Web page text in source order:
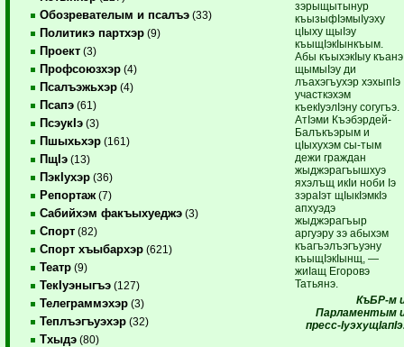
Обозревателым и псалъэ (33)
Политикэ партхэр (9)
Проект (3)
Профсоюзхэр (4)
Псалъэжьхэр (4)
Псапэ (61)
ПсэукIэ (3)
Пшыхьхэр (161)
ПщIэ (13)
ПэкIухэр (36)
Репортаж (7)
Сабийхэм факъыхуеджэ (3)
Спорт (82)
Спорт хъыбархэр (621)
Театр (9)
ТекIуэныгъэ (127)
Телеграммэхэр (3)
Теплъэгъуэхэр (32)
Тхыдэ (80)
зэрыщытынур
къызыфIэмыIуэху
цIыху щыIэу
къыщIэкIынкъым.
Абы къыхэкIыу къанэ
щымыIэу ди
лъахэгъухэр хэхыпIэ
участкэхэм
къекIуэлIэну согугъэ.
АтIэми Къэбэрдей-
Балъкъэрым и
цIыхухэм сы-тым
дежи граждан
жыджэрагъышхуэ
яхэлъщ икIи ноби Iэ
зэраIэт щIыкIэмкIэ
апхуэдэ
жыджэрагъыр
аргуэру зэ абыхэм
къагъэлъэгъуэну
къыщIэкIынщ, —
жиIащ Егоровэ
Татьянэ.
КъБР-м
Парламентым
пресс-